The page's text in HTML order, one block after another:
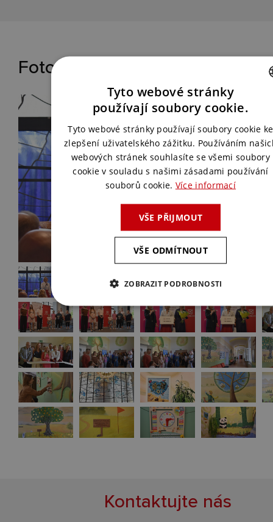
Fotografie ze slavnostního
Kontaktujte nás
ENGLISH
Tyto webové stránky
používají soubory cookie.
Tyto webové stránky používají soubory cookie ke
zlepšení uživatelského zážitku. Používáním
webových stránek souhlasíte se všemi soubory
cookie v souladu s našimi zásadami používání
souborů cookie. Více informací
VŠE PŘIJMOUT
VŠE ODMÍTNOUT
ZOBRAZIT PODROBNOSTI